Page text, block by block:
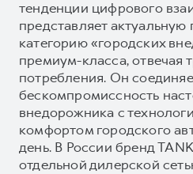
тенденции цифрового
представляет
категорию «городских
премиум-класса, отвечая
потребления. Он
бескомпромиссность
внедорожника с
комфортом городского
день. В России бренд
отдельной дилерской